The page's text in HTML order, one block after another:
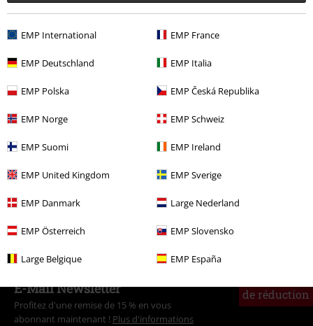
EMP International EMP France
EMP Deutschland EMP Italia
EMP Polska EMP Česká Republika
EMP Norge EMP Schweiz
EMP Suomi EMP Ireland
EMP United Kingdom EMP Sverige
EMP Danmark Large Nederland
EMP Österreich EMP Slovensko
Large Belgique EMP España
Commentaire
Envoyer le commentaire
de réduction
E-Mail Newsletter
Profitez d'une remise de 15 % en vous
abonnant maintenant ! Plus d'informations